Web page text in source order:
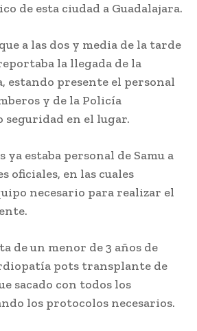
de esta ciudad a Guadalajara.
a las dos y media de la tarde
la llegada de la
estando presente el personal
y de la Policía
seguridad en el lugar.
ya estaba personal de Samu a
oficiales, en las cuales
necesario para realizar el
de un menor de 3 años de
pots transplante de
sacado con todos los
los protocolos necesarios.